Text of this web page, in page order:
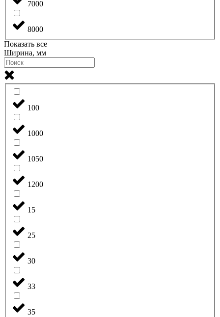
7000
8000
Показать все
Ширина, мм
100
1000
1050
1200
15
25
30
33
35